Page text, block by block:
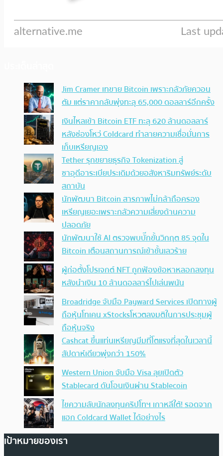
Jim Cramer เทขาย Bitcoin เพราะกลัวภัยควอน
ตัม แต่ราคากลับพุ่งทะลุ 65,000 ดอลลาร์อีกครั้ง
เงินไหลเข้า Bitcoin ETF ทะลุ 620 ล้านดอลลาร์
หลังช่องโหว่ Coldcard ทำลายความเชื่อมั่นการ
เก็บเหรียญเอง
Tether รุกขยายธุรกิจ Tokenization สู่
ซาอุดีอาระเบียประเดิมด้วยอสังหาริมทรัพย์ระดับ
สถาบัน
นักพัฒนา Bitcoin สารภาพไม่กล้าถือครอง
เหรียญเยอะเพราะกลัวความเสี่ยงด้านความ
ปลอดภัย
นักพัฒนาใช้ AI ตรวจพบบั๊กขั้นวิกฤต 85 จุดใน
Bitcoin เตือนสถานการณ์เข้าขั้นเลวร้าย
ผู้ก่อตั้งโปรเจกต์ NFT ถูกฟ้องข้อหาหลอกลงทุน
หลังนำเงิน 10 ล้านดอลลาร์ไปเล่นพนัน
Broadridge จับมือ Payward Services เปิดทางผู้
ถือหุ้นโทเคน xStocksโหวตลงมติในการประชุมผู้
ถือหุ้นจริง
Cashcat ขึ้นแท่นเหรียญมีมที่โตแรงที่สุดในเวลานี้
สัปดาห์เดียวพุ่งกว่า 150%
Western Union จับมือ Visa ลุยเปิดตัว
Stablecard ดันโอนเงินผ่าน Stablecoin
ไขความลับนักลงทุนคริปโทฯ เกาหลีใต้! รอดจาก
แฮก Coldcard Wallet ได้อย่างไร
เป้าหมายของเรา